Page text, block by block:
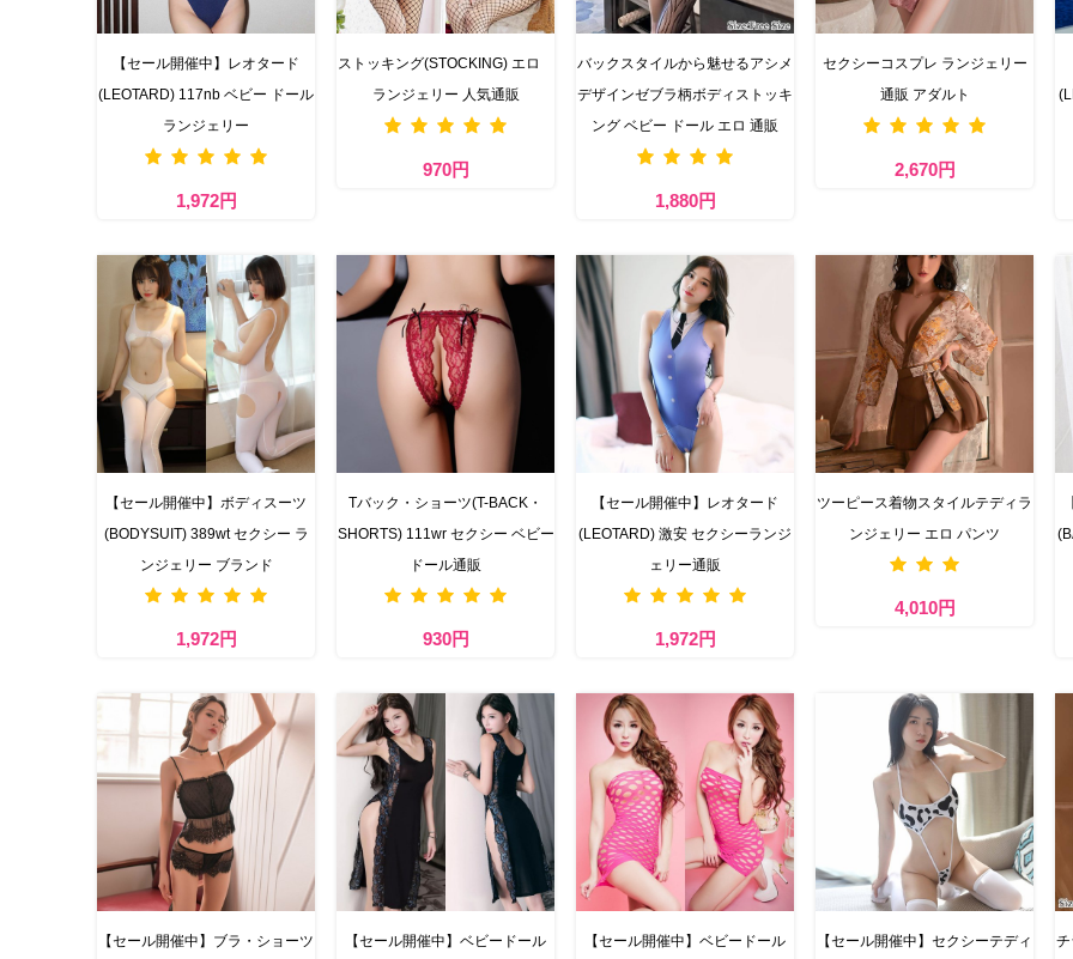
【セール開催中】レオタード
(LEOTARD) 117nb ベビー ドール
ランジェリー
1,972円
ストッキング(STOCKING) エロ
ランジェリー 人気通販
970円
バックスタイルから魅せるアシメ
デザインゼブラ柄ボディストッキ
ング ベビー ドール エロ 通販
1,880円
セクシーコスプレ ランジェリー
通販 アダルト
2,670円
【セール開催中】ボディスーツ
(BODYSUIT) 389wt セクシー ラ
ンジェリー ブランド
1,972円
Tバック・ショーツ(T-BACK・
SHORTS) 111wr セクシー ベビー
ドール通販
930円
【セール開催中】レオタード
(LEOTARD) 激安 セクシーランジ
ェリー通販
1,972円
ツーピース着物スタイルテディラ
ンジェリー エロ パンツ
4,010円
【セール開催中】ブラ・ショーツ 【セール開催中】ベビードール 【セール開催中】ベビードール 【セール開催中】セクシーテディ